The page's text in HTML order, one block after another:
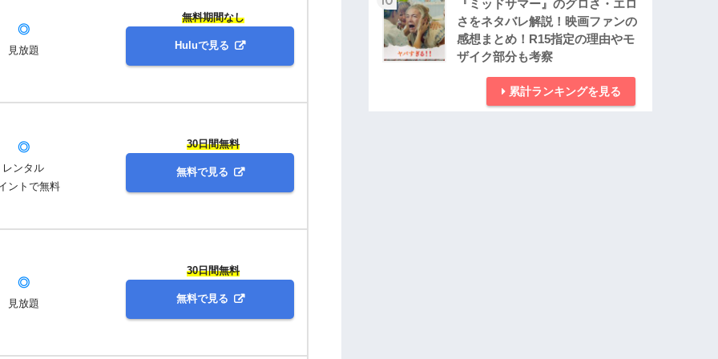
◎
見放題
無料期間なし
Huluで見る
◎
レンタル
ントで無料
30日間無料
無料で見る
◎
見放題
30日間無料
無料で見る
『ミッドサマー』のグロさ・エロ
さをネタバレ解説！映画ファンの
感想まとめ！R15指定の理由やモ
ザイク部分も考察
累計ランキングを見る